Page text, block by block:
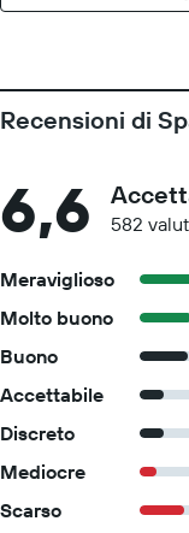
Recensioni di
6,6 582
Meraviglioso
Molto buono
Buono
Accettabile
Discreto
Mediocre
Scarso